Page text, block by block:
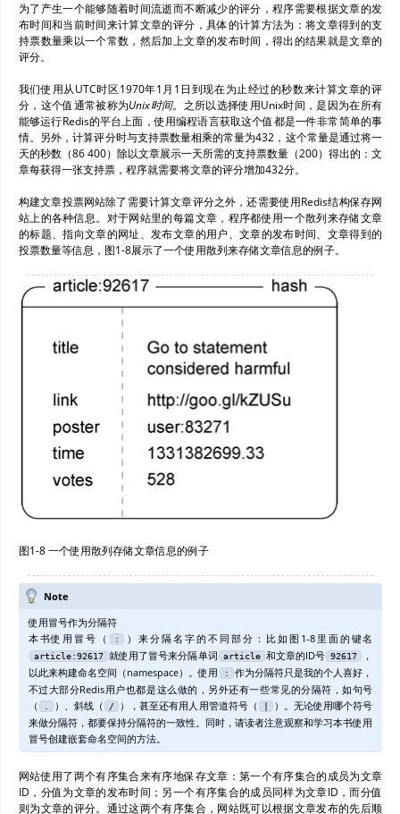
为了产生一个能够随着时间流逝而不断减少的评分，程序需要根据文章的发
布时间和当前时间来计算文章的评分，具体的计算方法为：将文章得到的支
持票数量乘以一个常数，然后加上文章的发布时间，得出的结果就是文章的
评分。
我们使用从UTC时区1970年1月1日到现在为止经过的秒数来计算文章的评
分，这个值通常被称为Unix时间。之所以选择使用Unix时间，是因为在所有
能够运行Redis的平台上面，使用编程语言获取这个值都是一件非常简单的事
情。另外，计算评分时与支持票数量相乘的常量为432，这个常量是通过将一
天的秒数（86 400）除以文章展示一天所需的支持票数量（200）得出的：文
章每获得一张支持票，程序就需要将文章的评分增加432分。
构建文章投票网站除了需要计算文章评分之外，还需要使用Redis结构保存网
站上的各种信息。对于网站里的每篇文章，程序都使用一个散列来存储文章
的标题、指向文章的网址、发布文章的用户、文章的发布时间、文章得到的
投票数量等信息，图1-8展示了一个使用散列来存储文章信息的例子。
图1-8 一个使用散列存储文章信息的例子
Note
使用冒号作为分隔符
本书使用冒号（
: ）来分隔名字的不同部分：比如图1-8里面的键名
article:92617 就使用了冒号来分隔单词 article 和文章的ID号 92617
，
以此来构建命名空间（namespace）。使用
:
作为分隔符只是我的个人喜好，
不过大部分Redis用户也都是这么做的，另外还有一些常见的分隔符，如句号
（
）、斜线（ / ），甚至还有用人用管道符号（
）。无论使用哪个符号
来做分隔符，都要保持分隔符的一致性。同时，请读者注意观察和学习本书使用
冒号创建嵌套命名空间的方法。
网站使用了两个有序集合来有序地保存文章：第一个有序集合的成员为文章
ID，分值为文章的发布时间；另一个有序集合的成员同样为文章ID，而分值
则为文章的评分。通过这两个有序集合，网站既可以根据文章发布的先后顺